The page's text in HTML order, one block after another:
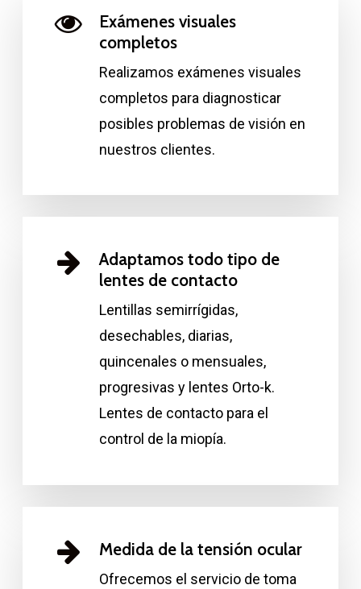
Exámenes visuales
completos
Realizamos exámenes visuales
completos para diagnosticar
posibles problemas de visión en
nuestros clientes.
Adaptamos todo tipo de
lentes de contacto
Lentillas semirrígidas,
desechables, diarias,
quincenales o mensuales,
progresivas y lentes Orto-k.
Lentes de contacto para el
control de la miopía.
Medida de la tensión ocular
Ofrecemos el servicio de toma